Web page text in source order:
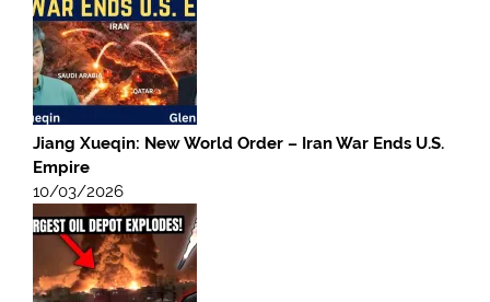
Jiang Xueqin: New World Order – Iran War Ends U.S.
Empire
10/03/2026